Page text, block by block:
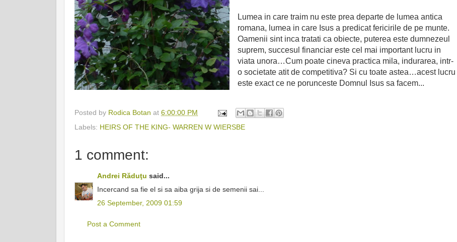
Lumea in care traim nu este prea departe de lumea antica
romana, lumea in care Isus a predicat fericirile de pe munte.
Oamenii sint inca tratati ca obiecte, puterea este dumnezeul
suprem, succesul financiar este cel mai important lucru in
viata unora…Cum poate cineva practica mila, indurarea, intr-
o societate atit de competitiva? Si cu toate astea…acest lucru
este exact ce ne porunceste Domnul Isus sa facem...
Posted by Rodica Botan at 6:00:00 PM
Labels: HEIRS OF THE KING- WARREN W WIERSBE
1 comment:
Andrei Răduţu said...
Incercand sa fie el si sa aiba grija si de semenii sai...
26 September, 2009 01:59
Post a Comment